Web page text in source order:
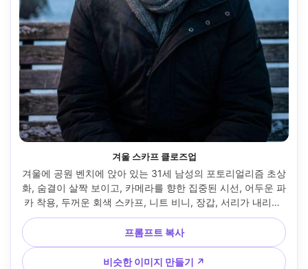
겨울 스카프 클로즈업
겨울에 공원 벤치에 앉아 있는 31세 남성의 포토리얼리즘 초상
화, 숨결이 살짝 보이고, 카메라를 향한 집중된 시선, 어두운 파
카 착용, 두꺼운 회색 스카프, 니트 비니, 장갑, 서리가 내리는
나무 배경, 미묘한 따뜻한 필이 있는 차가운 파란색 주변광, 니
콘 D850, 105mm f/1.4, 타이트한 머리와 어깨 구성, 산뜻한
겨울 무드, 사실적인 피부와 수염 질감, 자연스러운 그림자, 고
해상도, 선명한 초점, 시원한 영화 등급 --ar 4:5
프롬프트 복사
비슷한 이미지 만들기 ↗